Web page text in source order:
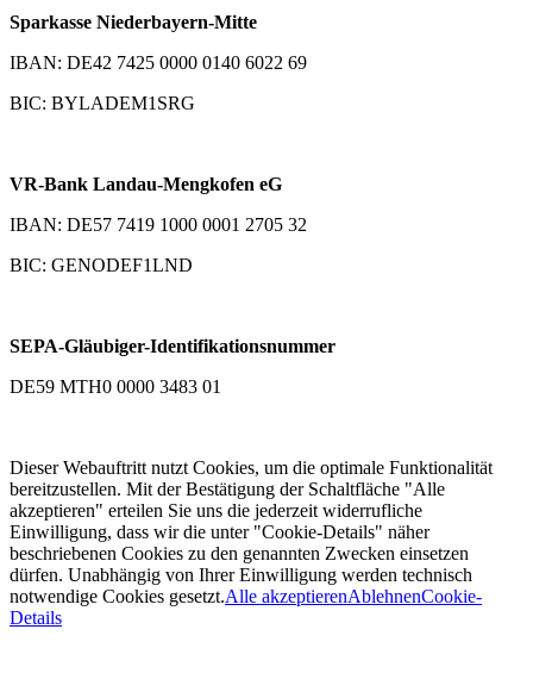
Sparkasse Niederbayern-Mitte
IBAN: DE42 7425 0000 0140 6022 69
BIC: BYLADEM1SRG
VR-Bank Landau-Mengkofen eG
IBAN: DE57 7419 1000 0001 2705 32
BIC: GENODEF1LND
SEPA-Gläubiger-Identifikationsnummer
DE59 MTH0 0000 3483 01
Dieser Webauftritt nutzt Cookies, um die optimale Funktionalität
bereitzustellen. Mit der Bestätigung der Schaltfläche "Alle
akzeptieren" erteilen Sie uns die jederzeit widerrufliche
Einwilligung, dass wir die unter "Cookie-Details" näher
beschriebenen Cookies zu den genannten Zwecken einsetzen
dürfen. Unabhängig von Ihrer Einwilligung werden technisch
notwendige Cookies gesetzt.Alle akzeptierenAblehnenCookie-
Details